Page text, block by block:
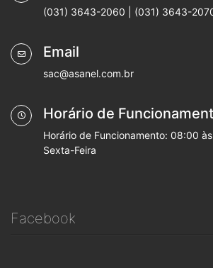
(031) 3643-2060 | (031) 3643-
Email
sac@asanel.com.br
Horário de
Horário de Funcionamento: 08:00
Sexta-Feira
Facebook